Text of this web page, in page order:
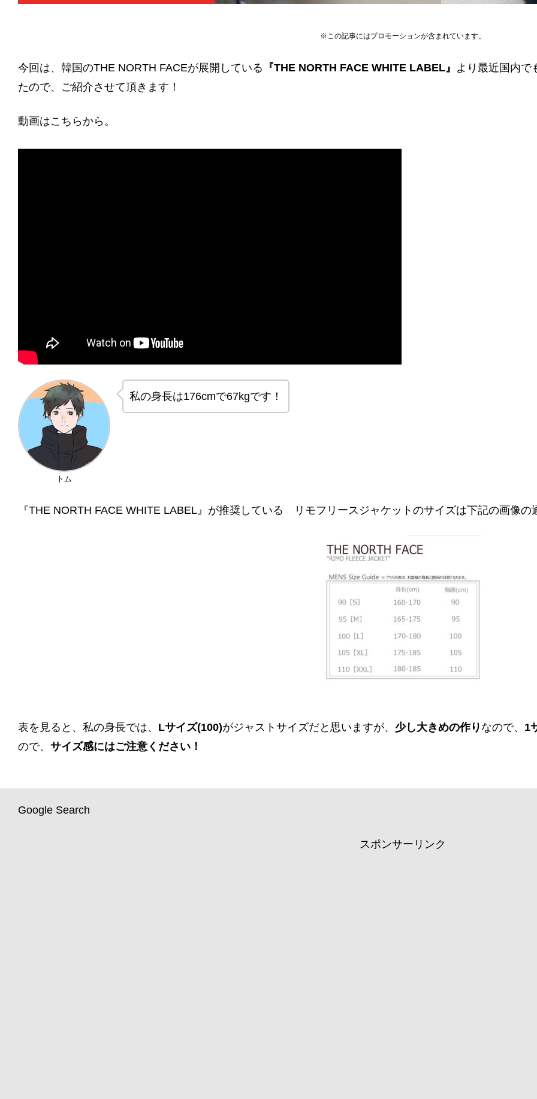
※この記事にはプロモーションが含まれています。
今回は、韓国のTHE NORTH FACEが展開している 『THE NORTH FACE WHITE LABEL』 より最近国内で
たので、ご紹介させて頂きます！
動画はこちらから。
トム
私の身長は176cmで67kgです！
『THE NORTH FACE WHITE LABEL』が推奨している リモフリースジャケットのサイズは下記の画像の
表を見ると、私の身長では、 Lサイズ(100)がジャストサイズだと思いますが、 少し大きめの作り なので、 1
ので、 サイズ感にはご注意ください！
Google Search
スポンサーリンク